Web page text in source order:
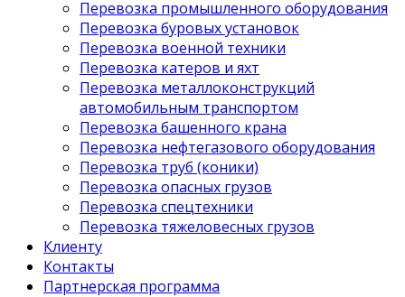
Перевозка промышленного оборудования
Перевозка буровых установок
Перевозка военной техники
Перевозка катеров и яхт
Перевозка металлоконструкций
автомобильным транспортом
Перевозка башенного крана
Перевозка нефтегазового оборудования
Перевозка труб (коники)
Перевозка опасных грузов
Перевозка спецтехники
Перевозка тяжеловесных грузов
Клиенту
Контакты
Партнерская программа